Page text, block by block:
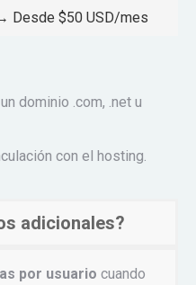
Desde $50 USD/mes
dominio .com, .net u
con el hosting.
adicionales?
por usuario cuando